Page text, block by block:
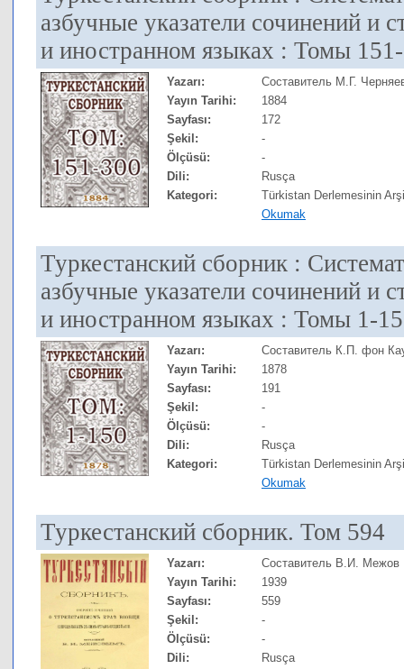
азбучные указатели сочинений и
и иностранном языках : Томы
Yazarı:
Составитель М.Г.
Yayın Tarihi:
1884
Sayfası:
172
Şekil:
-
Ölçüsü:
-
Dili:
Rusça
Kategori:
Türkistan Derlemesinin
Okumak
Туркестанский сборник :
азбучные указатели сочинений и
и иностранном языках : Томы 1-
Yazarı:
Составитель К.П. фон
Yayın Tarihi:
1878
Sayfası:
191
Şekil:
-
Ölçüsü:
-
Dili:
Rusça
Kategori:
Türkistan Derlemesinin
Okumak
Туркестанский сборник. Том 594
Yazarı:
Составитель В.И. Межов
Yayın Tarihi:
1939
Sayfası:
559
Şekil:
-
Ölçüsü:
-
Dili:
Rusça